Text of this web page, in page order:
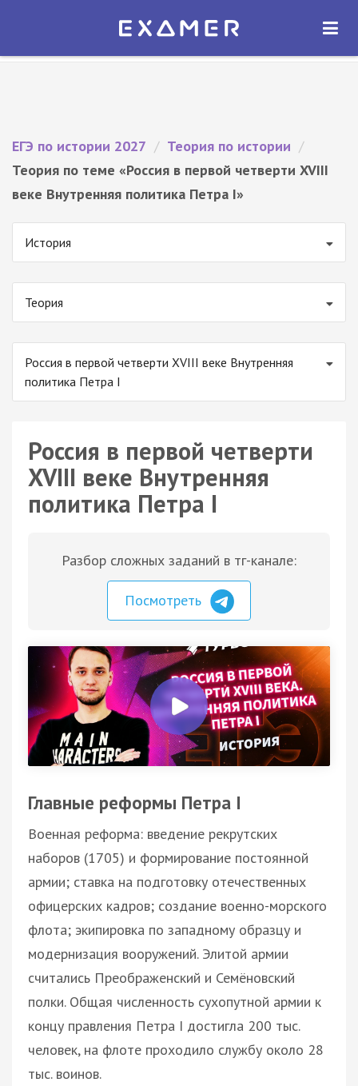
Экзамер — ЕГЭ 2027
ОТКРЫТЬ
ЕГЭ по истории 2027 / Теория по истории /
Теория по теме «Россия в первой четверти XVIII
веке Внутренняя политика Петра I»
История
Теория
Россия в первой четверти XVIII веке Внутренняя
политика Петра I
Россия в первой четверти
XVIII веке Внутренняя
политика Петра I
Разбор сложных заданий в тг-канале:
Посмотреть
Главные реформы Петра І
Военная реформа: введение рекрутских
наборов (1705) и формирование постоянной
армии; ставка на подготовку отечественных
офицерских кадров; создание военно-морского
флота; экипировка по западному образцу и
модернизация вооружений. Элитой армии
считались Преображенский и Семёновский
полки. Общая численность сухопутной армии к
концу правления Петра І достигла 200 тыс.
человек, на флоте проходило службу около 28
тыс. воинов.